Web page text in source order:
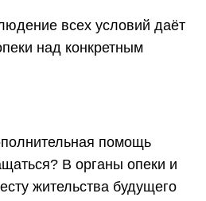
всех условий даёт
над конкретным
помощь
В органы опеки и
жительства будущего